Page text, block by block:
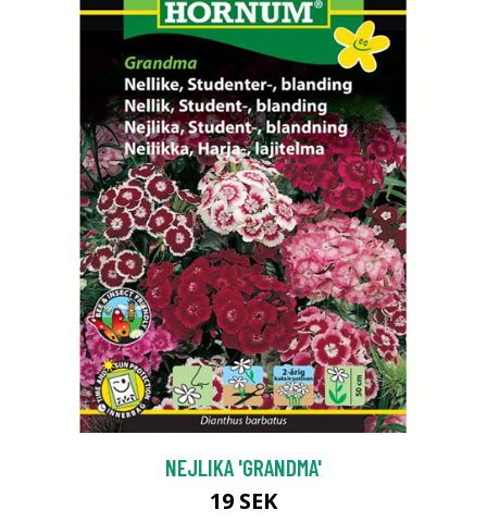
NEJLIKA 'GRANDMA'
19 SEK